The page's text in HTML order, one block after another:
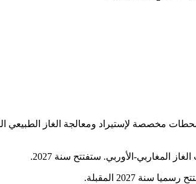
مصادر إعلامية أن شهر يونيو القادم من سنة 2024 ,سيتم الإعلان بشكل رسمي عن انطلاقة
المغاربي-الأوربي. ستفتتح سنة 2027.
2027 المقبلة.